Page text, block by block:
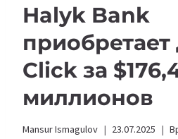
Halyk Bank
Click за
миллионов
Mansur Ismagulov 23.07.2025